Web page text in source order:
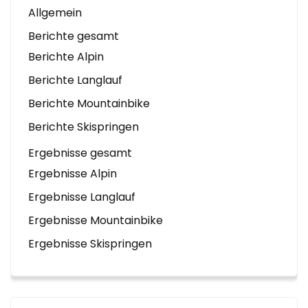
Allgemein
Berichte gesamt
Berichte Alpin
Berichte Langlauf
Berichte Mountainbike
Berichte Skispringen
Ergebnisse gesamt
Ergebnisse Alpin
Ergebnisse Langlauf
Ergebnisse Mountainbike
Ergebnisse Skispringen